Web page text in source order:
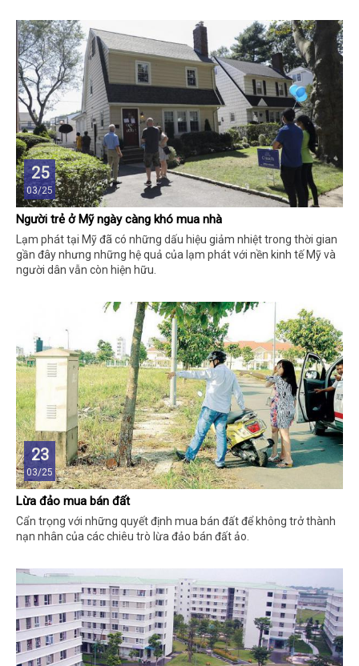
25
03/25
Người trẻ ở Mỹ ngày càng khó mua nhà
Lạm phát tại Mỹ đã có những dấu hiệu giảm nhiệt trong thời gian
gần đây nhưng những hệ quả của lạm phát với nền kinh tế Mỹ và
người dân vẫn còn hiện hữu.
23
03/25
Lừa đảo mua bán đất
Cẩn trọng với những quyết định mua bán đất để không trở thành
nạn nhân của các chiêu trò lừa đảo bán đất ảo.